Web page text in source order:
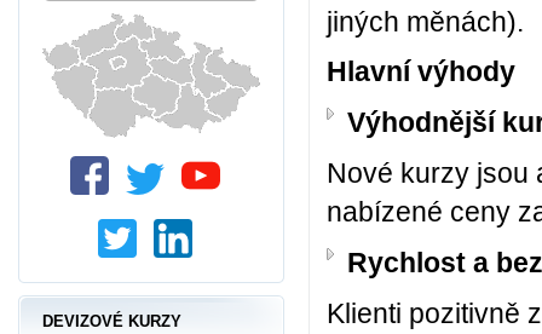
jiných měnách).
Hlavní výhody
Výhodnější
Nové kurzy jsou
nabízené ceny
Rychlost a
Klienti pozitivně
DEVIZOVÉ KURZY